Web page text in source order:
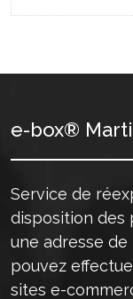
e-box®
Service de
disposition des
une adresse de
pouvez
sites e-